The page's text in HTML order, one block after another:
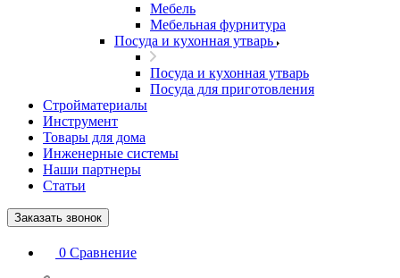
Мебель
Мебельная фурнитура
Посуда и кухонная утварь
Посуда и кухонная утварь
Посуда для приготовления
Стройматериалы
Инструмент
Товары для дома
Инженерные системы
Наши партнеры
Статьи
Заказать звонок
0 Сравнение